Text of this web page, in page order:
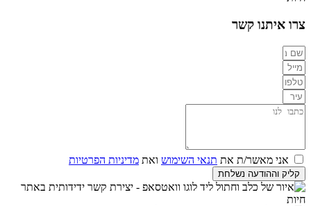
צרו איתנו קשר
אני מאשר/ת את תנאי השימוש ואת מדיניות הפרטיות
קליק וההודעה נשלחת